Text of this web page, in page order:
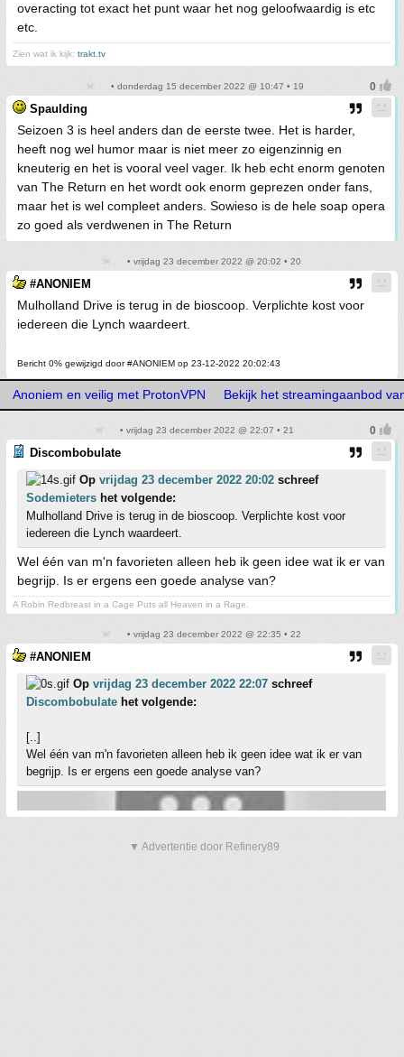
overacting tot exact het punt waar het nog geloofwaardig is etc
etc.
Zien wat ik kijk: trakt.tv
• donderdag 15 december 2022 @ 10:47 • 19
Spaulding
Seizoen 3 is heel anders dan de eerste twee. Het is harder,
heeft nog wel humor maar is niet meer zo eigenzinnig en
kneuterig en het is vooral veel vager. Ik heb echt enorm genoten
van The Return en het wordt ook enorm geprezen onder fans,
maar het is wel compleet anders. Sowieso is de hele soap opera
zo goed als verdwenen in The Return
• vrijdag 23 december 2022 @ 20:02 • 20
#ANONIEM
Mulholland Drive is terug in de bioscoop. Verplichte kost voor
iedereen die Lynch waardeert.
Bericht 0% gewijzigd door #ANONIEM op 23-12-2022 20:02:43
Anoniem en veilig met ProtonVPN Bekijk het streamingaanbod
• vrijdag 23 december 2022 @ 22:07 • 21
Discombobulate
Op vrijdag 23 december 2022 20:02 schreef
Sodemieters het volgende:
Mulholland Drive is terug in de bioscoop. Verplichte kost voor
iedereen die Lynch waardeert.
Wel één van m'n favorieten alleen heb ik geen idee wat ik er van
begrijp. Is er ergens een goede analyse van?
A Robin Redbreast in a Cage Puts all Heaven in a Rage.
• vrijdag 23 december 2022 @ 22:35 • 22
#ANONIEM
Op vrijdag 23 december 2022 22:07 schreef
Discombobulate het volgende:
[..]
Wel één van m'n favorieten alleen heb ik geen idee wat ik er van
begrijp. Is er ergens een goede analyse van?
▼ Advertentie door Refinery89